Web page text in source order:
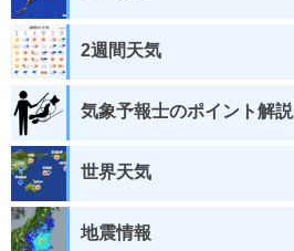
2週間天気
気象予報士のポイント解説
世界天気
地震情報